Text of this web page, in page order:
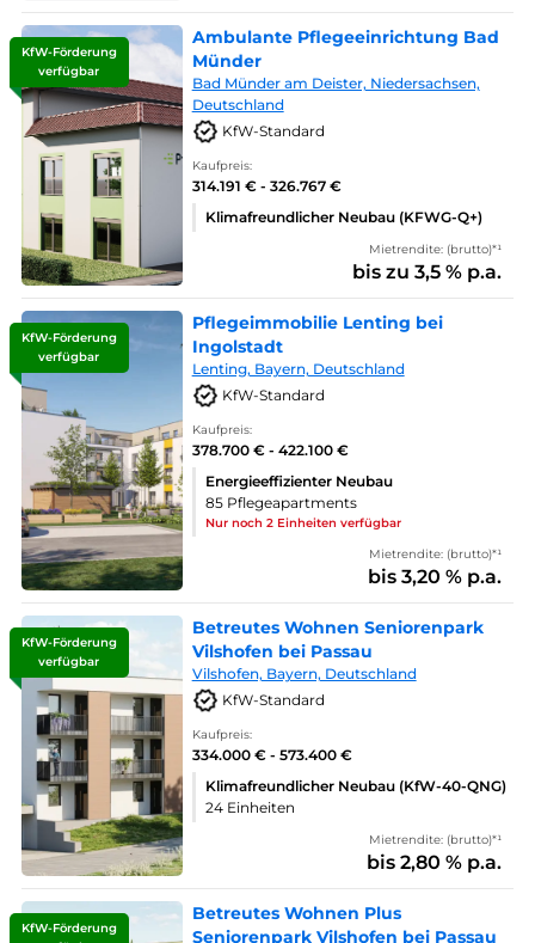
KfW-Förderung
verfügbar
Ambulante Pflegeeinrichtung Bad
Münder
Bad Münder am Deister, Niedersachsen,
Deutschland
KfW-Standard
Kaufpreis:
314.191 € - 326.767 €
Klimafreundlicher Neubau (KFWG-Q+)
Mietrendite: (brutto)*¹
bis zu 3,5 % p.a.
KfW-Förderung
verfügbar
Pflegeimmobilie Lenting bei
Ingolstadt
Lenting, Bayern, Deutschland
KfW-Standard
Kaufpreis:
378.700 € - 422.100 €
Energieeffizienter Neubau
85 Pflegeapartments
Nur noch 2 Einheiten verfügbar
Mietrendite: (brutto)*¹
bis 3,20 % p.a.
KfW-Förderung
verfügbar
Betreutes Wohnen Seniorenpark
Vilshofen bei Passau
Vilshofen, Bayern, Deutschland
KfW-Standard
Kaufpreis:
334.000 € - 573.400 €
Klimafreundlicher Neubau (KfW-40-QNG)
24 Einheiten
Mietrendite: (brutto)*¹
bis 2,80 % p.a.
KfW-Förderung
Betreutes Wohnen Plus
Seniorenpark Vilshofen bei Passau